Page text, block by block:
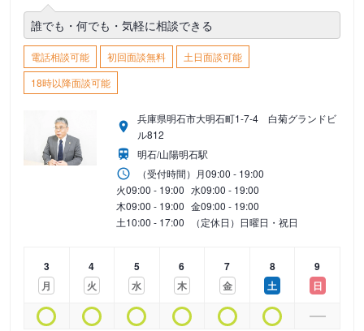
誰でも・何でも・気軽に相談できる
電話相談可能 初回面談無料
土日面談可能
18時以降面談可能
兵庫県明石市大明石町1-7-4 白菊グランドビ
ル812
明石/山陽明石駅
（受付時間） 月09:00 - 19:00
火09:00 - 19:00 水09:00 - 19:00
木09:00 - 19:00 金09:00 - 19:00
土10:00 - 17:00 （定休日）日曜日・祝日
3
月
4
火
5
水
6
木
7
金
8
土
9
日